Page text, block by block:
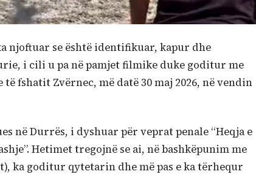
njoftuar se është identifikuar, kapur dhe
i cili u pa në pamjet filmike duke goditur me
fshatit Zvërnec, më datë 30 maj 2026, në vendin
në Durrës, i dyshuar për veprat penale “Heqja e
Hetimet tregojnë se ai, në bashkëpunim me
ka goditur qytetarin dhe më pas e ka tërhequr